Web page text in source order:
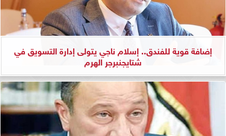
إضافة قوية للفندق.. إسلام ناجي يتولى إدارة التسويق في
شتايجنبرجر الهرم